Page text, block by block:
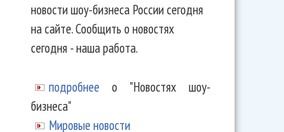
новости шоу-бизнеса России сегодня
на сайте. Сообщить о новостях
сегодня - наша работа.
подробнее о "Новостях шоу-
бизнеса"
Мировые новости